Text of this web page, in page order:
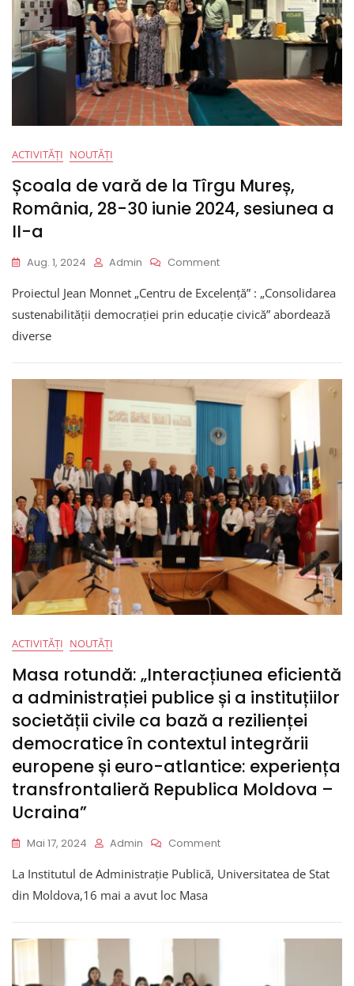
ACTIVITĂȚI NOUTĂȚI
Școala de vară de la Tîrgu Mureș,
România, 28-30 iunie 2024, sesiunea a
II-a
Aug. 1, 2024 Admin CommentOn
De
Vară
De
28-
Iunie
Sesiunea
A
II-
A
Proiectul Jean Monnet „Centru de Excelență” : „Consolidarea
sustenabilității democrației prin educație civică” abordează
diverse
ACTIVITĂȚI NOUTĂȚI
Masa rotundă: „Interacțiunea eficientă
a administrației publice și a instituțiilor
societății civile ca bază a rezilienței
democratice în contextul integrării
europene și euro-atlantice: experiența
transfrontalieră Republica Moldova –
Ucraina”
Mai 17, 2024 Admin CommentOn
Rotundă:
A
Administrației
La Institutul de Administrație Publică, Universitatea de Stat
din Moldova,16 mai a avut loc Masa